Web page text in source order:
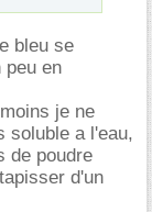
bleu se
peu en
je ne
soluble a l'eau,
de poudre
d'un